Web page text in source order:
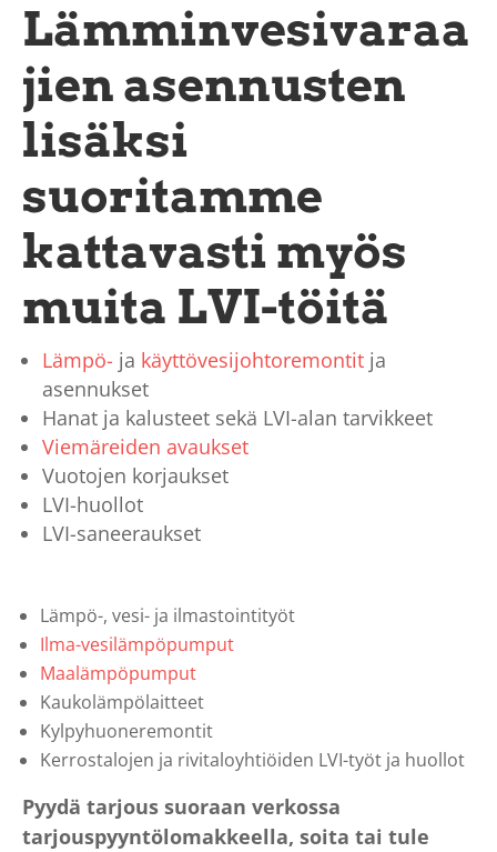
Lämminvesivaraa
jien asennusten
lisäksi
suoritamme
kattavasti myös
muita LVI-töitä
Lämpö- ja käyttövesijohtoremontit ja
asennukset
Hanat ja kalusteet sekä LVI-alan tarvikkeet
Viemäreiden avaukset
Vuotojen korjaukset
LVI-huollot
LVI-saneeraukset
Lämpö-, vesi- ja ilmastointityöt
Ilma-vesilämpöpumput
Maalämpöpumput
Kaukolämpölaitteet
Kylpyhuoneremontit
Kerrostalojen ja rivitaloyhtiöiden LVI-työt ja huollot
Pyydä tarjous suoraan verkossa
tarjouspyyntölomakkeella, soita tai tule